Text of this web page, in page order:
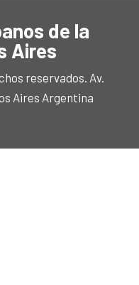
de la
Aires
reservados. Av.
Aires Argentina